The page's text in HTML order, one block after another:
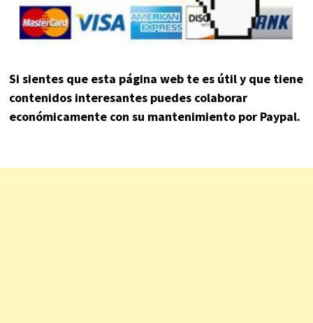
Si sientes que esta página web te es útil y que tiene
contenidos interesantes puedes colaborar
económicamente con su mantenimiento por Paypal.